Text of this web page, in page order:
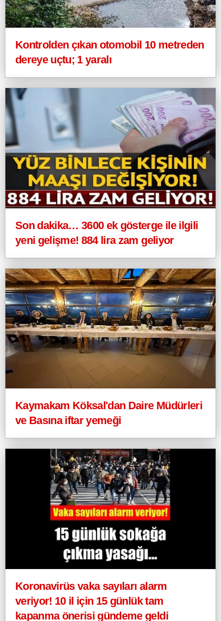
Kontrolden çıkan otomobil 10 metreden
dereye uçtu; 1 yaralı
Son dakika… 3600 ek gösterge ile ilgili
yeni gelişme! 884 lira zam geliyor
Kaymakam Köksal'dan Daire Müdürleri
ve Basına iftar yemeği
Koronavirüs vaka sayıları alarm
veriyor! 10 il için 15 günlük tam
kapanma önerisi gündeme geldi